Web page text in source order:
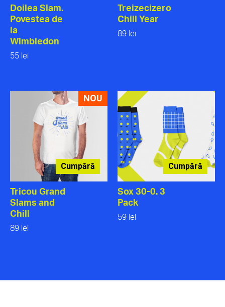
Doilea Slam.
Povestea de
la
Wimbledon
55 lei
Treizecizero
Chill Year
89 lei
NOU
Cumpără
Tricou Grand
Slams and
Chill
89 lei
Cumpără
Sox 30-0. 3
Pack
59 lei